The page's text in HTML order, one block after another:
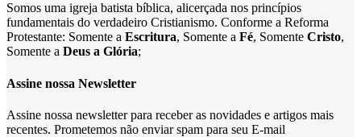
Somos uma igreja batista bíblica, alicerçada nos princípios
fundamentais do verdadeiro Cristianismo. Conforme a Reforma
Protestante: Somente a Escritura, Somente a Fé, Somente Cristo,
Somente a Deus a Glória;
Assine nossa Newsletter
Assine nossa newsletter para receber as novidades e artigos mais
recentes. Prometemos não enviar spam para seu E-mail